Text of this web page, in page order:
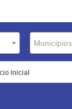
Municipios